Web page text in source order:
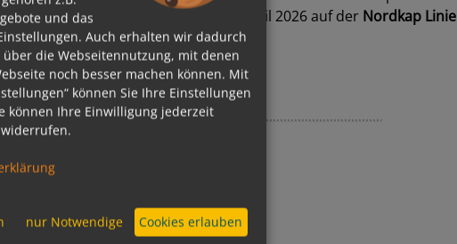
zwischen September 2025 und April 2026 auf der Nordkap Linie
Person.
Rebecca Wohland
und das
Auch erhalten wir dadurch
über die Webseitennutzung, mit denen
noch besser machen können. Mit
können Sie Ihre Einstellungen
können Ihre Einwilligung jederzeit
nur Notwendige Cookies erlauben